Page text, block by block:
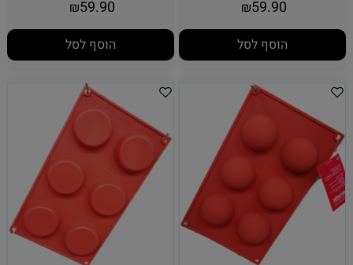
₪59.90
הוסף לסל
₪59.90
הוסף לסל